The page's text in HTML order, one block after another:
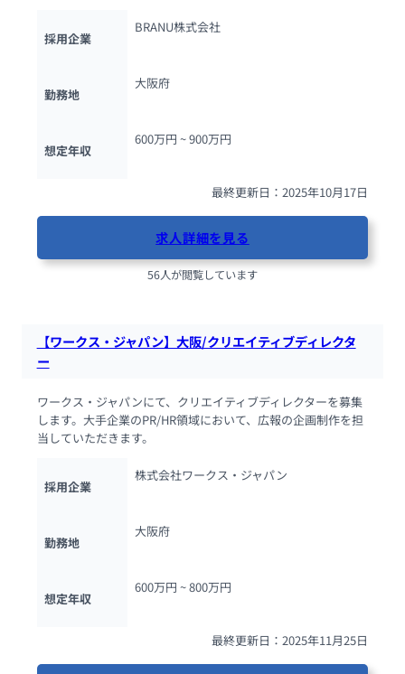
採用企業
BRANU株式会社
勤務地
大阪府
想定年収
600万円 ~ 900万円
最終更新日：2025年10月17日
求人詳細を見る
56人が閲覧しています
【ワークス・ジャパン】大阪/クリエイティブディレクタ
ー
ワークス・ジャパンにて、クリエイティブディレクターを募集
します。大手企業のPR/HR領域において、広報の企画制作を担
当していただきます。
採用企業
株式会社ワークス・ジャパン
勤務地
大阪府
想定年収
600万円 ~ 800万円
最終更新日：2025年11月25日